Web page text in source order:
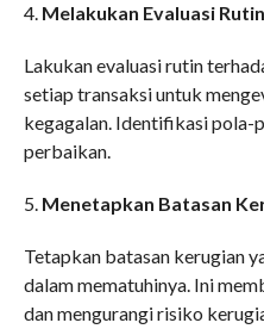
4. Melakukan Evaluasi Rutin
Lakukan evaluasi rutin
setiap transaksi untuk
kegagalan. Identifikasi pola-
perbaikan.
5. Menetapkan Batasan
Tetapkan batasan kerugian
dalam mematuhinya. Ini
dan mengurangi risiko